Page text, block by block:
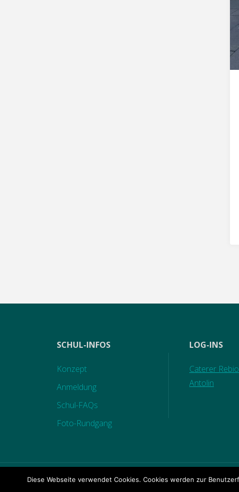
SCHUL-INFOS
Konzept
Anmeldung
Schul-FAQs
Foto-Rundgang
LOG-INS
Caterer
Antolin
Diese Webseite verwendet Cookies. Cookies werden zur